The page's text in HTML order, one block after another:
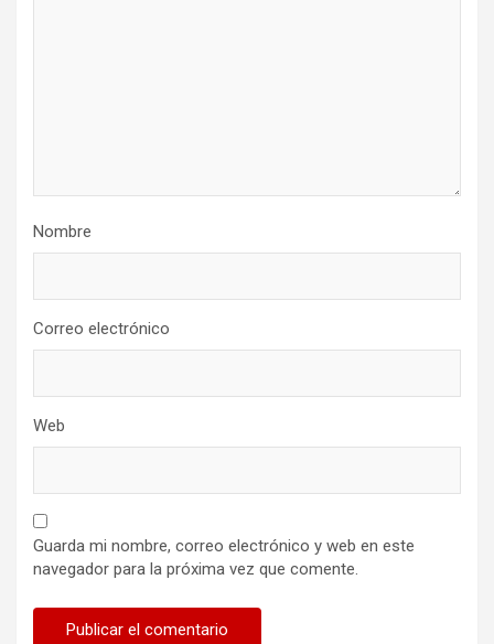
Nombre
Correo electrónico
Web
Guarda mi nombre, correo electrónico y web en este
navegador para la próxima vez que comente.